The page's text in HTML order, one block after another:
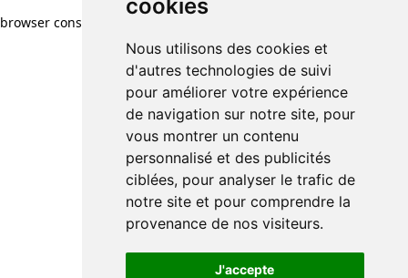
cookies
Nous utilisons des cookies et
d'autres technologies de suivi
pour améliorer votre expérience
de navigation sur notre site, pour
vous montrer un contenu
personnalisé et des publicités
ciblées, pour analyser le trafic de
notre site et pour comprendre la
provenance de nos visiteurs.
J'accepte
browser console for more information)